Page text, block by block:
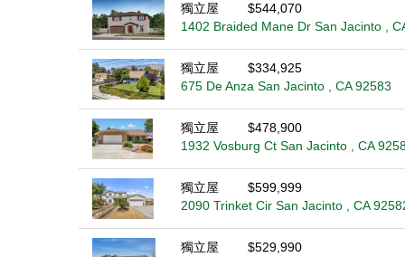
獨立屋
$544,070
1402 Braided Mane Dr San Jacinto ,
獨立屋
$334,925
675 De Anza San Jacinto , CA 92583
獨立屋
$478,900
1932 Vosburg Ct San Jacinto , CA
獨立屋
$599,999
2090 Trinket Cir San Jacinto , CA
獨立屋
$529,990